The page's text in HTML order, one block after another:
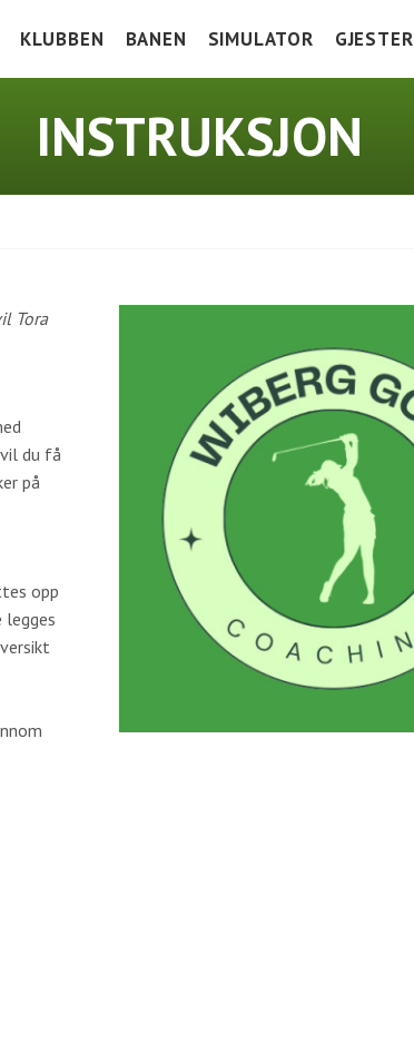
KLUBBEN
DOKUMENTER
BLI MEDLEM
SAMARBEIDSPARTNERE
BANEN
GREEN KEEPERS CORNER
TRENINGSFELT
SIMULATOR GJESTER
GREENFEE
INSTRUKSJON
Tora
du få
på
opp